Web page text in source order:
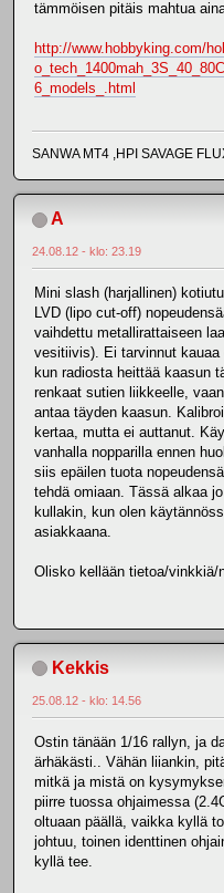
tämmöisen pitäis mahtua
http://www.hobbyking.com/
6_models_.html
SANWA MT4 ,HPI SAVAGE
A
24.08.12 - klo: 23.19
Mini slash (harjallinen)
LVD (lipo cut-off)
vaihdettu metallirattaiseen
vesitiivis). Ei tarvinnut
kun radiosta heittää kaasun
renkaat sutien liikkeelle,
antaa täyden kaasun.
kertaa, mutta ei auttanut.
vanhalla nopparilla ennen
siis epäilen tuota
tehdä omiaan. Tässä alkaa
kullakin, kun olen
asiakkaana.
Olisko kellään tietoa/vinkkiä/
Kekkis
25.08.12 - klo: 14.56
Ostin tänään 1/16 rallyn, ja
ärhäkästi.. Vähän liiankin,
mitkä ja mistä on
piirre tuossa ohjaimessa
oltuaan päällä, vaikka kyllä
johtuu, toinen identtinen
kyllä tee.